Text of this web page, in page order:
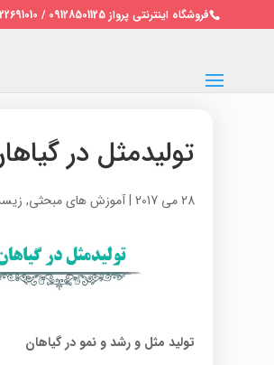
فروشگاه اینترنتی پرواز 09128501125 / 02122691010
تولیدمثل در
28 می 2017 |آموزش های مبحثی,
تولید مثل و رشد و نمو درگیاهان